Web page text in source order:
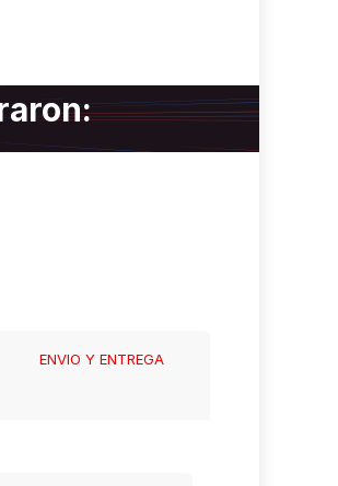
ENVIO Y ENTREGA